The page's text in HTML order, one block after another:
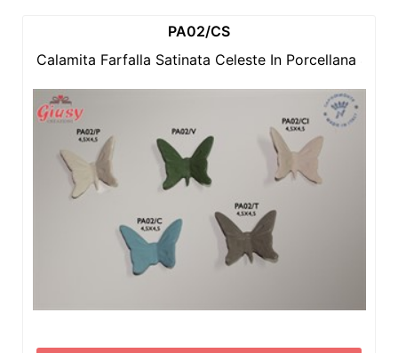
PA02/CS
Calamita Farfalla Satinata Celeste In Porcellana